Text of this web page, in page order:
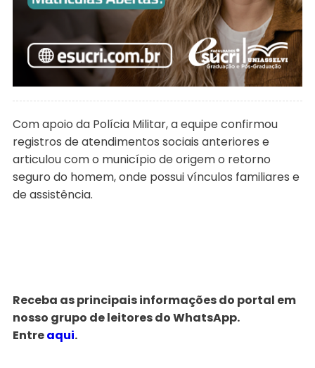
Com apoio da Polícia Militar, a equipe confirmou
registros de atendimentos sociais anteriores e
articulou com o município de origem o retorno
seguro do homem, onde possui vínculos familiares e
de assistência.
Receba as principais informações do portal em
nosso grupo de leitores do WhatsApp.
Entreaqui.